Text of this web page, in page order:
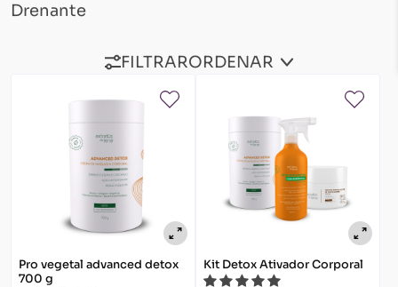
Drenante
FILTRARORDENAR
Pro vegetal advanced detox
700 g
Kit Detox Ativador Corporal